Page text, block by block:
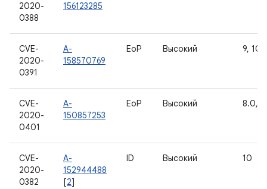
2020-
0388
156123285
CVE-
2020-
0391
A-
158570769
EoP Высокий 9, 10
CVE-
2020-
0401
A-
150857253
EoP Высокий 8.0,
CVE-
2020-
0382
A-
152944488
[2]
ID Высокий 10